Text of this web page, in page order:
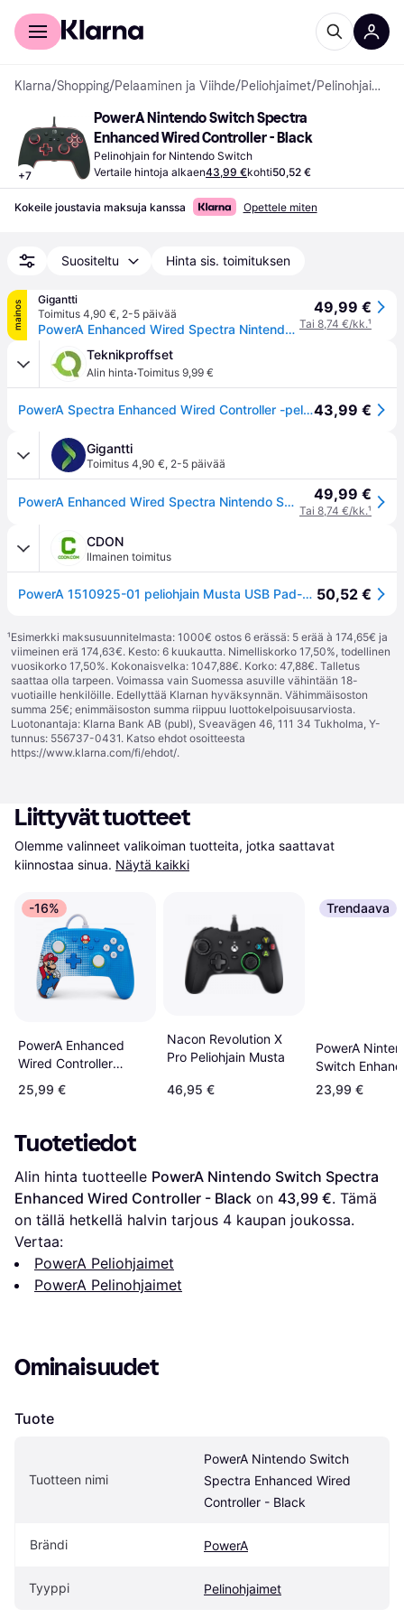
Kuluttajille
Klarna/Shopping/Pelaaminen ja Viihde/Peliohjaimet/ Pelinohjaimet
+7
PowerA Nintendo Switch Spectra
Enhanced Wired Controller - Black
Pelinohjain for Nintendo Switch
Vertaile hintoja alkaen43,99 €kohti50,52 €
Kokeile joustavia maksuja kanssa Opettele miten
Suositeltu Hinta sis. toimituksen
mainos
Gigantti
Toimitus 4,90 €, 2-5 päivää
PowerA Enhanced Wired Spectra Nintendo Switch ohjain (musta)
49,99 €
Tai 8,74 €/kk.¹
Teknikproffset
Alin hinta·Toimitus 9,99 €
PowerA Spectra Enhanced Wired Controller -peliohjain, musta, Switch43,99 €
Gigantti
Toimitus 4,90 €, 2-5 päivää
PowerA Enhanced Wired Spectra Nintendo Switch ohjain (musta) 49,99 €
Tai 8,74 €/kk.¹
CDON
Ilmainen toimitus
PowerA 1510925-01 peliohjain Musta USB Pad-ohjain Analoginen Nintendo Switch, Nintendo Switch Lite 50,52 €
¹Esimerkki maksusuunnitelmasta: 1000€ ostos 6 erässä: 5 erää à 174,65€ ja
viimeinen erä 174,63€. Kesto: 6 kuukautta. Nimelliskorko 17,50%, todellinen
vuosikorko 17,50%. Kokonaisvelka: 1047,88€. Korko: 47,88€. Talletus
saattaa olla tarpeen. Voimassa vain Suomessa asuville vähintään 18-
vuotiaille henkilöille. Edellyttää Klarnan hyväksynnän. Vähimmäisoston
summa 25€; enimmäisoston summa riippuu luottokelpoisuusarviosta.
Luotonantaja: Klarna Bank AB (publ), Sveavägen 46, 111 34 Tukholma, Y-
tunnus: 556737-0431. Katso ehdot osoitteesta
https://www.klarna.com/fi/ehdot/.
Liittyvät tuotteet
Olemme valinneet valikoiman tuotteita, jotka saattavat
kiinnostaa sinua. Näytä kaikki
-16%
PowerA Enhanced
Wired Controller
(Nintendo Switch) -
Mario Pop Art
25,99 €
Nacon Revolution X
Pro Peliohjain Musta
46,95 €
Trendaava
PowerA
Switch
Wired
Power-Up
23,99 €
Tuotetiedot
Alin hinta tuotteelle PowerA Nintendo Switch Spectra
Enhanced Wired Controller - Black on 43,99 €. Tämä
on tällä hetkellä halvin tarjous 4 kaupan joukossa.
Vertaa:
PowerA Peliohjaimet
PowerA Pelinohjaimet
Ominaisuudet
Tuote
Tuotteen nimi
PowerA Nintendo Switch
Spectra Enhanced Wired
Controller - Black
Brändi PowerA
Tyyppi Pelinohjaimet